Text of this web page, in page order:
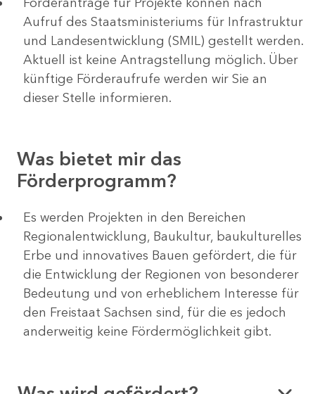
Aufruf des Staatsministeriums für Infrastruktur
und Landesentwicklung (SMIL) gestellt werden.
Aktuell ist keine Antragstellung möglich. Über
künftige Förderaufrufe werden wir Sie an
dieser Stelle informieren.
Was bietet mir das
Förderprogramm?
Es werden Projekten in den Bereichen
Regionalentwicklung, Baukultur, baukulturelles
Erbe und innovatives Bauen gefördert, die für
die Entwicklung der Regionen von besonderer
Bedeutung und von erheblichem Interesse für
den Freistaat Sachsen sind, für die es jedoch
anderweitig keine Fördermöglichkeit gibt.